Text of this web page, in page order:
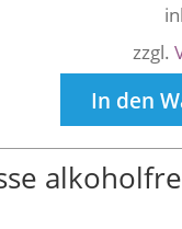
zzgl.
In den